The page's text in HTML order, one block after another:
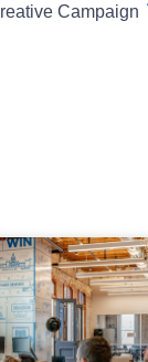
Campaign